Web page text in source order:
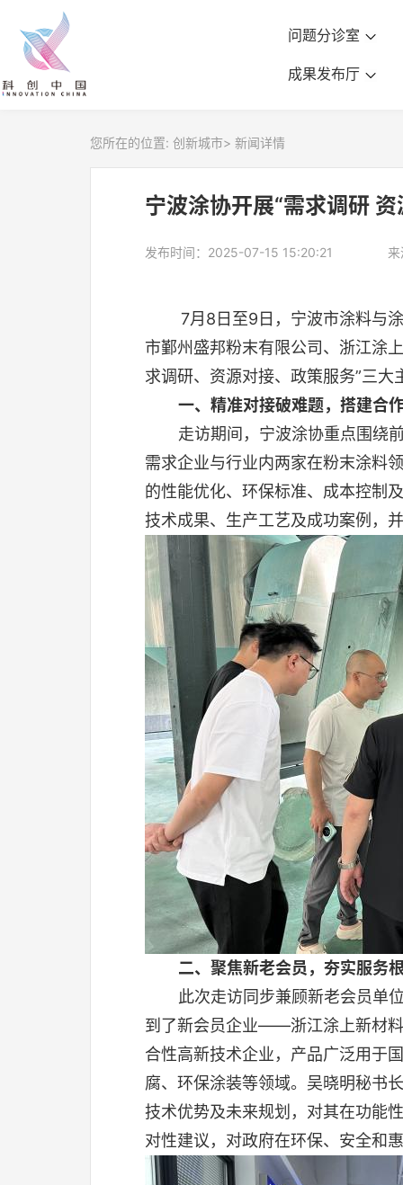
问题分诊室
成果发布厅
您所在的位置: 创新城市> 新闻详情
宁波涂协开展“需求调研
发布时间：2025-07-15 15:20:21
7月8日至9日，宁波市涂料与涂
市鄞州盛邦粉末有限公司、浙江涂
求调研、资源对接、政策服务”三
一、精准对接破难题，搭建合
走访期间，宁波涂协重点围绕
需求企业与行业内两家在粉末涂料
的性能优化、环保标准、成本控制
技术成果、生产工艺及成功案例，
二、聚焦新老会员，夯实服务
此次走访同步兼顾新老会员单
到了新会员企业——浙江涂上新材
合性高新技术企业，产品广泛用于
腐、环保涂装等领域。吴晓明秘书
技术优势及未来规划，对其在功能
对性建议，对政府在环保、安全和